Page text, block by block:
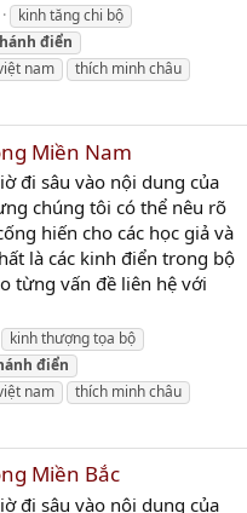
kinh tăng chi bộ
điển
nam
thích minh châu
Miền Nam
đi sâu vào nội dung của
chúng tôi có thể nêu rõ
hiến cho các học giả và
là các kinh điển trong bộ
từng vấn đề liên hệ với
kinh thượng tọa bộ
điển
nam
thích minh châu
Miền Bắc
đi sâu vào nội dung của